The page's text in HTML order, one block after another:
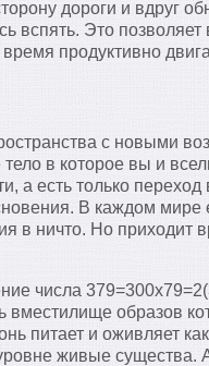
дороги и вдруг
вспять. Это
продуктивно
с новыми
в которое вы и
а есть только
В каждом мире
в ничто. Но приходит
числа
вместилище образов
питает и оживляет
живые существа.